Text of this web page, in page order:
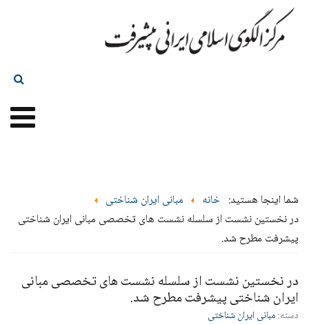
شما اینجا هستید: خانه
مبانی ایران شناختی
در نخستین نشست از سلسله نشست های تخصصی مبانی ایران شناختی
پیشرفت مطرح شد.
در نخستین نشست از سلسله نشست های تخصصی مبانی
ایران شناختی پیشرفت مطرح شد.
دسته:مبانی ایران شناختی